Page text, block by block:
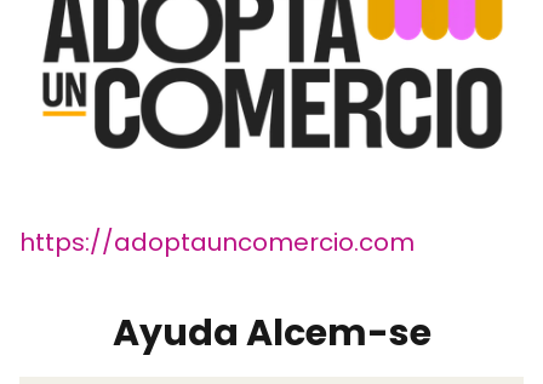
https://adoptauncomercio.com
Ayuda Alcem-se